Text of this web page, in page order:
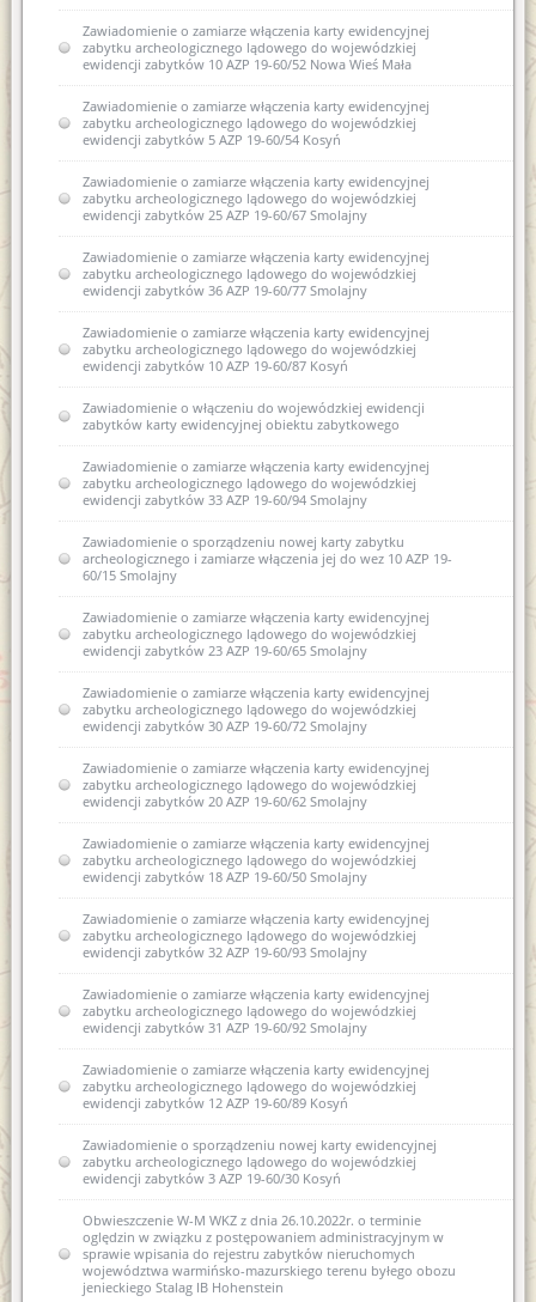
Zawiadomienie o zamiarze włączenia karty ewidencyjnej
zabytku archeologicznego lądowego do wojewódzkiej
ewidencji zabytków 10 AZP 19-60/52 Nowa Wieś Mała
Zawiadomienie o zamiarze włączenia karty ewidencyjnej
zabytku archeologicznego lądowego do wojewódzkiej
ewidencji zabytków 5 AZP 19-60/54 Kosyń
Zawiadomienie o zamiarze włączenia karty ewidencyjnej
zabytku archeologicznego lądowego do wojewódzkiej
ewidencji zabytków 25 AZP 19-60/67 Smolajny
Zawiadomienie o zamiarze włączenia karty ewidencyjnej
zabytku archeologicznego lądowego do wojewódzkiej
ewidencji zabytków 36 AZP 19-60/77 Smolajny
Zawiadomienie o zamiarze włączenia karty ewidencyjnej
zabytku archeologicznego lądowego do wojewódzkiej
ewidencji zabytków 10 AZP 19-60/87 Kosyń
Zawiadomienie o włączeniu do wojewódzkiej ewidencji
zabytków karty ewidencyjnej obiektu zabytkowego
Zawiadomienie o zamiarze włączenia karty ewidencyjnej
zabytku archeologicznego lądowego do wojewódzkiej
ewidencji zabytków 33 AZP 19-60/94 Smolajny
Zawiadomienie o sporządzeniu nowej karty zabytku
archeologicznego i zamiarze włączenia jej do wez 10 AZP 19-
60/15 Smolajny
Zawiadomienie o zamiarze włączenia karty ewidencyjnej
zabytku archeologicznego lądowego do wojewódzkiej
ewidencji zabytków 23 AZP 19-60/65 Smolajny
Zawiadomienie o zamiarze włączenia karty ewidencyjnej
zabytku archeologicznego lądowego do wojewódzkiej
ewidencji zabytków 30 AZP 19-60/72 Smolajny
Zawiadomienie o zamiarze włączenia karty ewidencyjnej
zabytku archeologicznego lądowego do wojewódzkiej
ewidencji zabytków 20 AZP 19-60/62 Smolajny
Zawiadomienie o zamiarze włączenia karty ewidencyjnej
zabytku archeologicznego lądowego do wojewódzkiej
ewidencji zabytków 18 AZP 19-60/50 Smolajny
Zawiadomienie o zamiarze włączenia karty ewidencyjnej
zabytku archeologicznego lądowego do wojewódzkiej
ewidencji zabytków 32 AZP 19-60/93 Smolajny
Zawiadomienie o zamiarze włączenia karty ewidencyjnej
zabytku archeologicznego lądowego do wojewódzkiej
ewidencji zabytków 31 AZP 19-60/92 Smolajny
Zawiadomienie o zamiarze włączenia karty ewidencyjnej
zabytku archeologicznego lądowego do wojewódzkiej
ewidencji zabytków 12 AZP 19-60/89 Kosyń
Zawiadomienie o sporządzeniu nowej karty ewidencyjnej
zabytku archeologicznego lądowego do wojewódzkiej
ewidencji zabytków 3 AZP 19-60/30 Kosyń
Obwieszczenie W-M WKZ z dnia 26.10.2022r. o terminie
oględzin w związku z postępowaniem administracyjnym w
sprawie wpisania do rejestru zabytków nieruchomych
województwa warmińsko-mazurskiego terenu byłego obozu
jenieckiego Stalag IB Hohenstein